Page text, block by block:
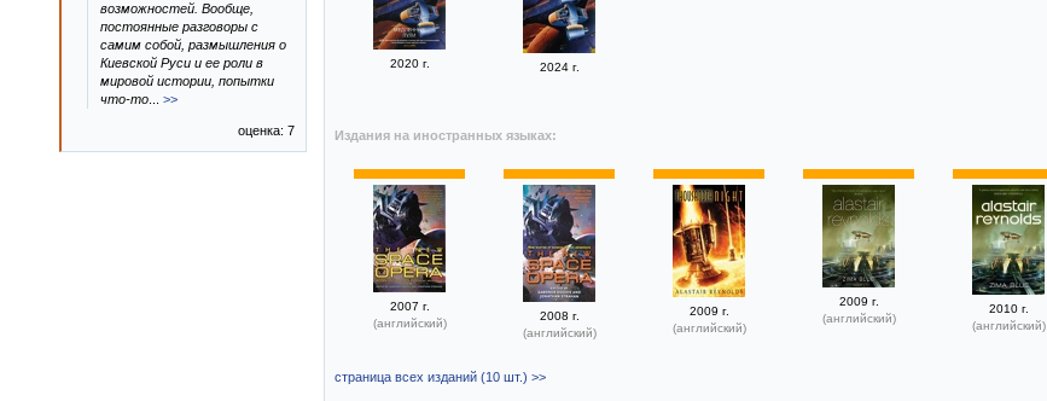
2020 г. 2024 г.
Издания на иностранных языках:
2007 г.
(английский)
2008 г.
(английский)
2009 г.
(английский)
2009 г.
(английский)
2010 г.
(английский)
страница всех изданий (10 шт.) >>
возможностей. Вообще,
постоянные разговоры с
самим собой, размышления о
Киевской Руси и ее роли в
мировой истории, попытки
что-то
>>
оценка: 7